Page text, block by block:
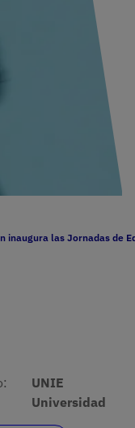
inaugura las Jornadas de
UNIE
Universidad